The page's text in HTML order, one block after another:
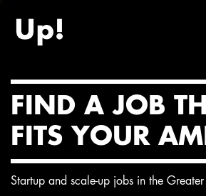
FIND A JOB
FITS YOUR
Startup and scale-up jobs in the